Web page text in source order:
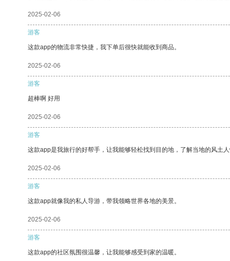
2025-02-06
游客
这款app的物流非常快捷，我下单后很快就能收到商品。
2025-02-06
游客
超棒啊 好用
2025-02-06
游客
这款app是我旅行的好帮手，让我能够轻松找到目的地，了解当地的风土
2025-02-06
游客
这款app就像我的私人导游，带我领略世界各地的美景。
2025-02-06
游客
这款app的社区氛围很温馨，让我能够感受到家的温暖。